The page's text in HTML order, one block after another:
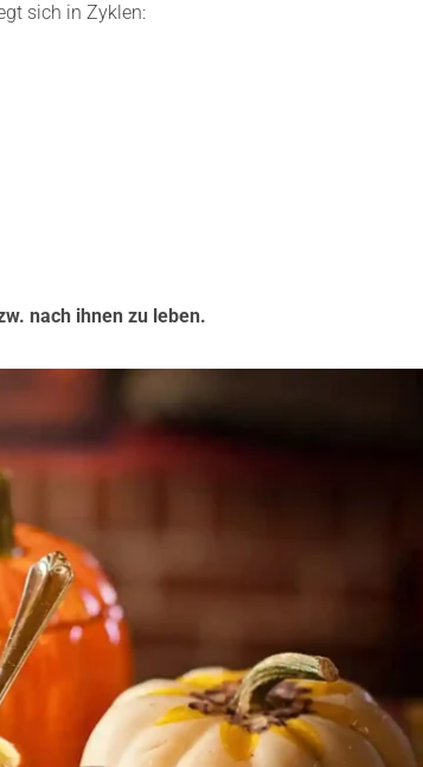
sich in Zyklen:
nach ihnen zu leben.